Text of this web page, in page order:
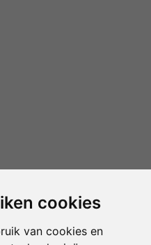
cookies
van cookies en
voorkeuren